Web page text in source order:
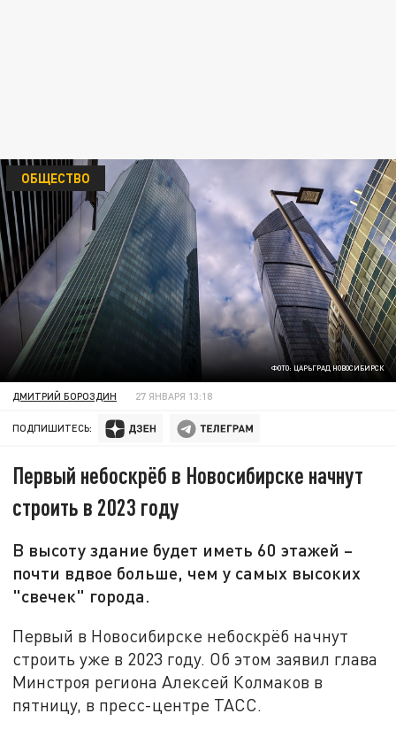
ФОТО: ЦАРЬГРАД НОВОСИБИРСК
ОБЩЕСТВО
ДМИТРИЙ БОРОЗДИН 27 ЯНВАРЯ 13:18
ПОДПИШИТЕСЬ:
Первый небоскрёб в Новосибирске начнут
строить в 2023 году
В высоту здание будет иметь 60 этажей –
почти вдвое больше, чем у самых высоких
"свечек" города.
Первый в Новосибирске небоскрёб начнут
строить уже в 2023 году. Об этом заявил глава
Минстроя региона Алексей Колмаков в
пятницу, в пресс-центре ТАСС.